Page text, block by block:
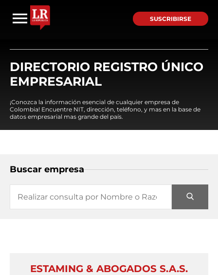
SUSCRIBIRSE
DIRECTORIO REGISTRO ÚNICO
EMPRESARIAL
¡Conozca la información esencial de cualquier empresa de
Colombia! Encuentre NIT, dirección, teléfono, y mas en la base de
datos empresarial mas grande del país.
Buscar empresa
ESTAMING & ABOGADOS S.A.S.